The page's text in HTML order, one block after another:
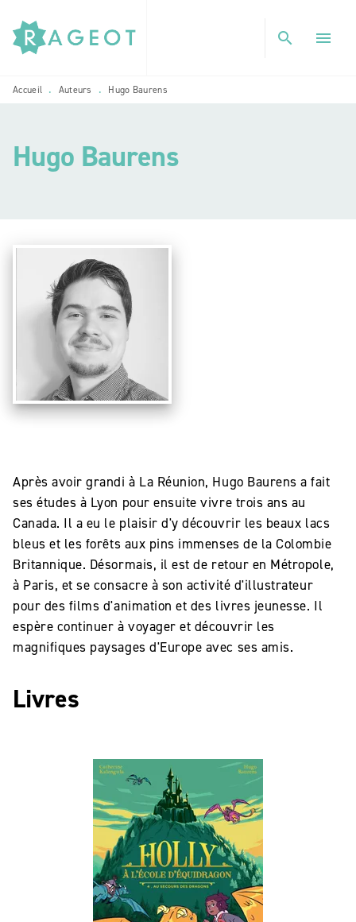
MENU RECHERCHE
PIED DE PAGE
search menu
Accueil • Auteurs • Hugo Baurens
Hugo Baurens
Après avoir grandi à La Réunion, Hugo Baurens a fait
ses études à Lyon pour ensuite vivre trois ans au
Canada. Il a eu le plaisir d'y découvrir les beaux lacs
bleus et les forêts aux pins immenses de la Colombie
Britannique. Désormais, il est de retour en Métropole,
à Paris, et se consacre à son activité d'illustrateur
pour des films d'animation et des livres jeunesse. Il
espère continuer à voyager et découvrir les
magnifiques paysages d'Europe avec ses amis.
Livres